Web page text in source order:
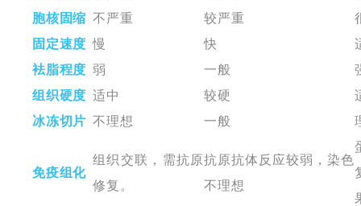
胞核固缩 不严重 较严重
固定速度 慢 快
袪脂程度 弱 一般
组织硬度 适中 较硬
冰冻切片 不理想 一般
免疫组化
组织交联， 需抗原
修复 。
抗原抗体反应较弱，染色
不理想